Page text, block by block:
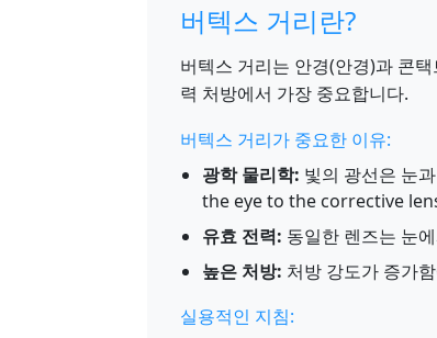
버텍스 거리란?
버텍스 거리는 안경(안경)과 콘
력 처방에서 가장 중요합니다.
버텍스 거리가 중요한 이유:
광학 물리학: 빛의 광선은 눈
the eye to the corrective
유효 전력: 동일한 렌즈는 눈
높은 처방: 처방 강도가 증가
실용적인 지침: